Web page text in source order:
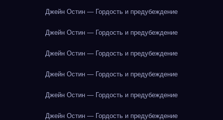
Джейн Остин — Гордость и предубеждение
Джейн Остин — Гордость и предубеждение
Джейн Остин — Гордость и предубеждение
Джейн Остин — Гордость и предубеждение
Джейн Остин — Гордость и предубеждение
Джейн Остин — Гордость и предубеждение